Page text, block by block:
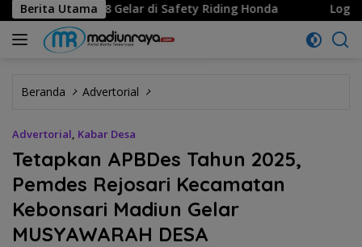
Berita Utama
8 Gelar di Safety Riding Honda Logo Hari Jadi ke-
Beranda Advertorial
Advertorial, Kabar Desa
Tetapkan APBDes Tahun 2025,
Pemdes Rejosari Kecamatan
Kebonsari Madiun Gelar
MUSYAWARAH DESA